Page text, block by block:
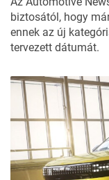
biztosától, hogy
ennek az új
tervezett dátumát.